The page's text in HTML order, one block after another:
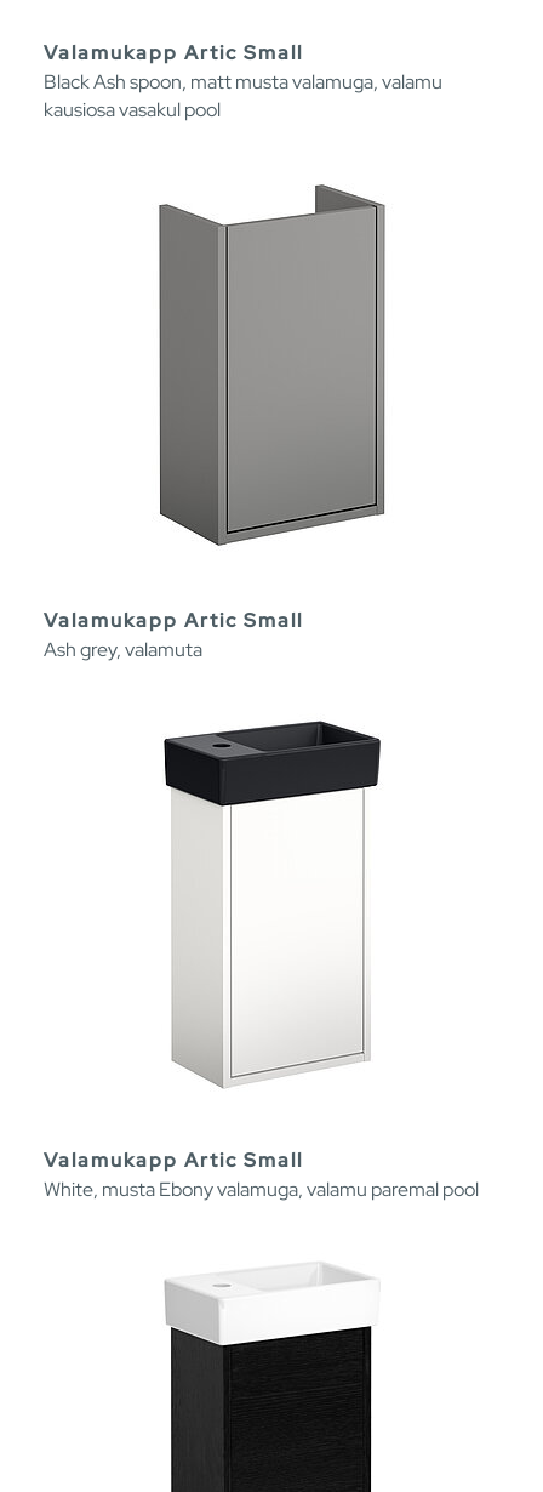
Valamukapp Artic Small
Black Ash spoon, matt musta valamuga, valamu
kausiosa vasakul pool
Valamukapp Artic Small
Ash grey, valamuta
Valamukapp Artic Small
White, musta Ebony valamuga, valamu paremal pool